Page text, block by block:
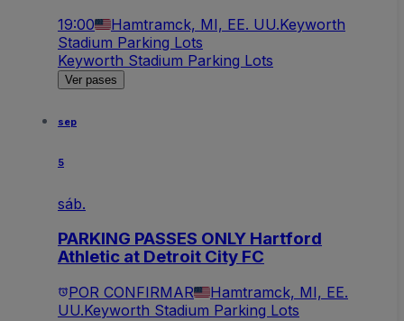
19:00 Hamtramck, MI, EE. UU.Keyworth
Stadium Parking Lots
Keyworth Stadium Parking Lots
Ver pases
sep
5
sáb.
PARKING PASSES ONLY Hartford
Athletic at Detroit City FC
POR CONFIRMAR
Hamtramck, MI, EE.
UU.Keyworth Stadium Parking Lots